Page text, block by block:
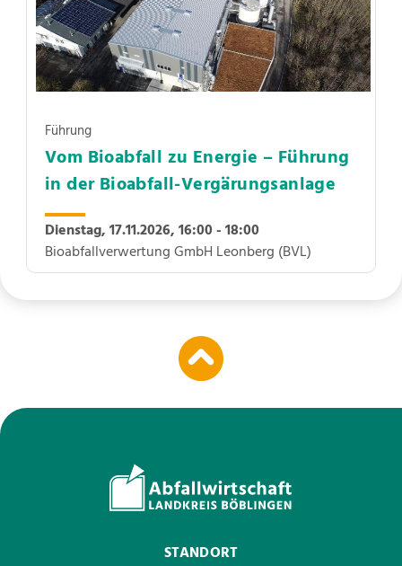
Führung
Vom Bioabfall zu Energie – Führung
in der Bioabfall-Vergärungsanlage
Dienstag, 17.11.2026,16:00 - 18:00
Bioabfallverwertung GmbH Leonberg (BVL)
STANDORT